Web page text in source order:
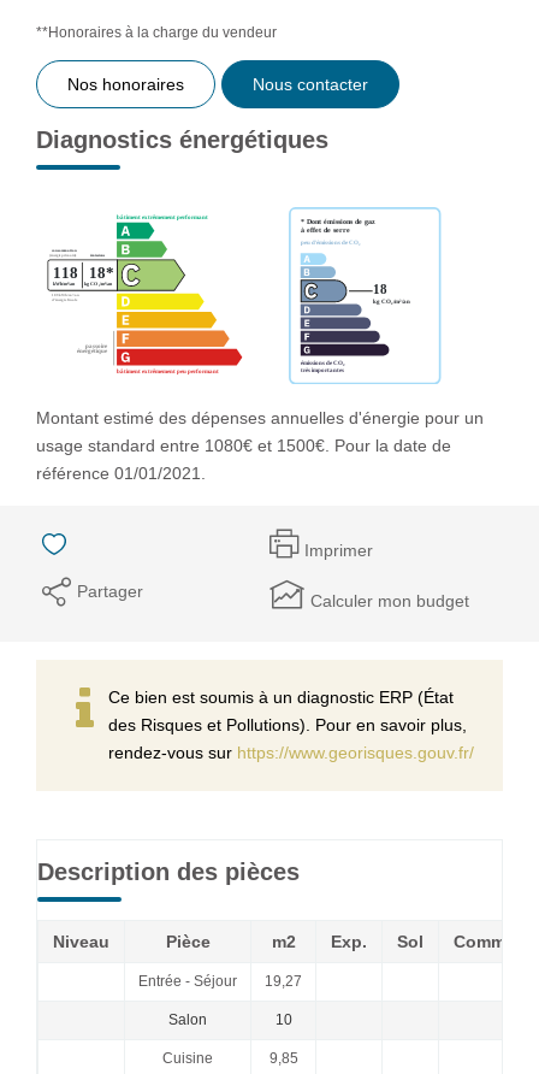
**Honoraires à la charge du vendeur
Nos honoraires Nous contacter
Diagnostics énergétiques
Montant estimé des dépenses annuelles d'énergie pour un
usage standard entre 1080€ et 1500€. Pour la date de
référence 01/01/2021.
Imprimer
Partager Calculer mon budget
Ce bien est soumis à un diagnostic ERP (État
des Risques et Pollutions). Pour en savoir plus,
rendez-vous sur https://www.georisques.gouv.fr/
Description des pièces
Niveau Pièce m2 Exp. Sol
Entrée - Séjour 19,27
Salon 10
Cuisine 9,85